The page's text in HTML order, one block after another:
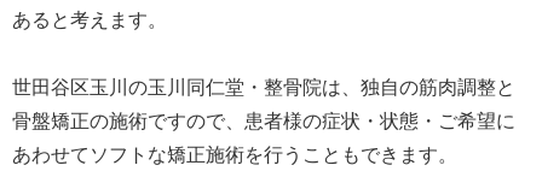
あると考えます。
世田谷区玉川の玉川同仁堂・整骨院は、独自の筋肉調整と
骨盤矯正の施術ですので、患者様の症状・状態・ご希望に
あわせてソフトな矯正施術を行うこともできます。